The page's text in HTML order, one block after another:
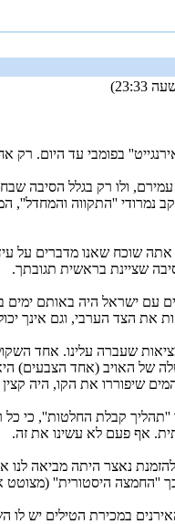
בפומבי עד היום.
ולו רק בגלל הסיבה
נמרודי ''התקווה
שוכח שאנו מדברים על
שציינת בראשית תגובתך.
עם ישראל היה באותם
את הצד הערבי, וגם אינך
של האויב (אחד הצבעים)
שיפוררו את הקו, היה
''תהליך קבלת החלטות'', כי
אף פעם לא עשינו את זה.
נאצר היתה מביאה לנו
''החמצה היסטורית'' (מצוטט
במכירת הטילים יש לו